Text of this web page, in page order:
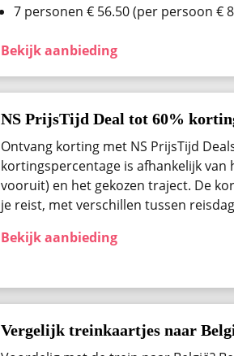
7 personen € 56.50 (per persoon €
Bekijk aanbieding
NS PrijsTijd Deal tot 60%
Ontvang korting met NS PrijsTijd
kortingspercentage is afhankelijk
vooruit) en het gekozen traject. De
je reist, met verschillen tussen
Bekijk aanbieding
Vergelijk treinkaartjes naar